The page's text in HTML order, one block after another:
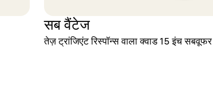
सब वैंटेज
तेज़ ट्रांजिएंट रिस्पॉन्स वाला क्वाड 15 इंच सबवूफर